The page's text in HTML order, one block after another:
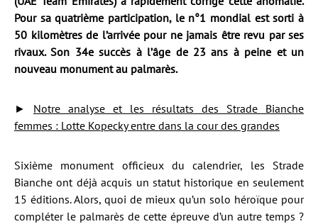
Pour sa quatrième participation, le n°1 mondial est sorti à
50 kilomètres de l’arrivée pour ne jamais être revu par ses
rivaux. Son 34e succès à l’âge de 23 ans à peine et un
nouveau monument au palmarès.
► Notre analyse et les résultats des Strade Bianche
femmes : Lotte Kopecky entre dans la cour des grandes
Sixième monument officieux du calendrier, les Strade
Bianche ont déjà acquis un statut historique en seulement
15 éditions. Alors, quoi de mieux qu’un solo héroïque pour
compléter le palmarès de cette épreuve d’un autre temps ?